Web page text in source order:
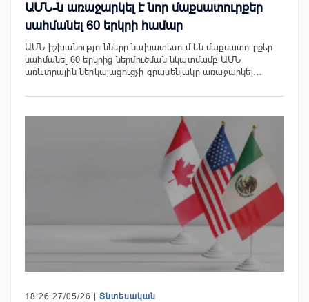
ԱՄՆ-ն առաջարկել է նոր մաքսատուրքեր
սահմանել 60 երկրի համար
ԱՄՆ իշխանությունները նախատեսում են մաքսատուրքեր
սահմանել 60 երկրից ներմուծման նկատմամբ ԱՄՆ
առևտրային ներկայացուցչի գրասենյակը առաջարկել…
18:26 27/05/26 | Տնտեսական